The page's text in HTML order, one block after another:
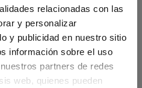
relacionadas con las
y personalizar
y publicidad en nuestro sitio
información sobre el uso
partners de redes
web, quienes pueden